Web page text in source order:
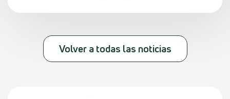
Volver a todas las noticias